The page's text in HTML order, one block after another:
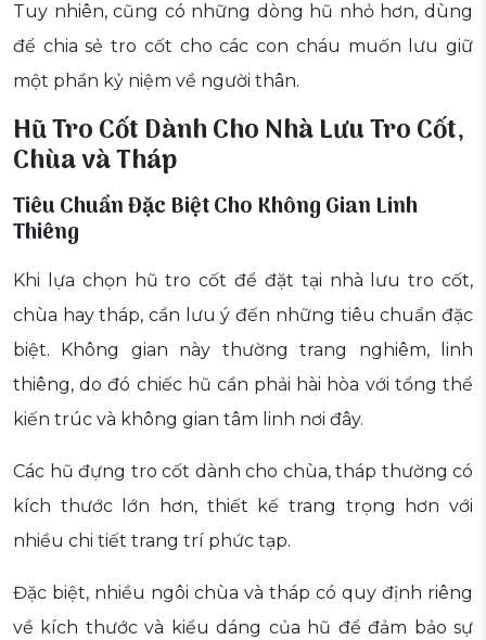
Tuy nhiên, cũng có những dòng hũ nhỏ hơn, dùng
để chia sẻ tro cốt cho các con cháu muốn lưu giữ
một phần kỷ niệm về người thân.
Hũ Tro Cốt Dành Cho Nhà Lưu Tro Cốt,
Chùa và Tháp
Tiêu Chuẩn Đặc Biệt Cho Không Gian Linh
Thiêng
Khi lựa chọn hũ tro cốt để đặt tại nhà lưu tro cốt,
chùa hay tháp, cần lưu ý đến những tiêu chuẩn đặc
biệt. Không gian này thường trang nghiêm, linh
thiêng, do đó chiếc hũ cần phải hài hòa với tổng thể
kiến trúc và không gian tâm linh nơi đây.
Các hũ đựng tro cốt dành cho chùa, tháp thường có
kích thước lớn hơn, thiết kế trang trọng hơn với
nhiều chi tiết trang trí phức tạp.
Đặc biệt, nhiều ngôi chùa và tháp có quy định riêng
về kích thước và kiểu dáng của hũ để đảm bảo sự